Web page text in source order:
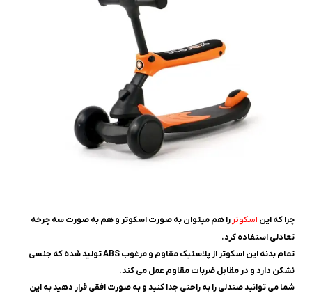
چرا که این اسکوتر را هم میتوان به صورت اسکوتر و هم به صورت سه چرخه
تعادلی استفاده کرد.
تمام بدنه این اسکوتر از پلاستیک مقاوم و مرغوب ABS تولید شده که جنسی
نشکن دارد و در مقابل ضربات مقاوم عمل می کند.
شما می توانید صندلی را به راحتی جدا کنید و به صورت افقی قرار دهید به این